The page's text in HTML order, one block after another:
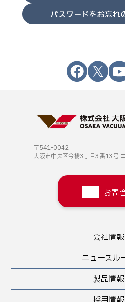
パスワードをお忘れ
〒541-0042
大阪市中央区今橋3丁目3番13号
お問
会社情報
ニュースル
製品情報